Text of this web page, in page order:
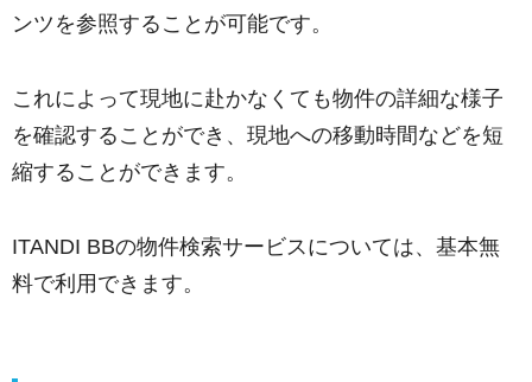
ンツを参照することが可能です。
これによって現地に赴かなくても物件の詳細な様子
を確認することができ、現地への移動時間などを短
縮することができます。
ITANDI BBの物件検索サービスについては、基本無
料で利用できます。